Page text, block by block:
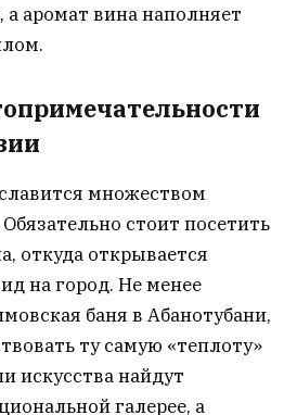
а аромат вина наполняет
множеством
стоит посетить
откуда открывается
на город. Не менее
баня в Абанотубани,
ту самую «теплоту»
искусства найдут
галерее, а